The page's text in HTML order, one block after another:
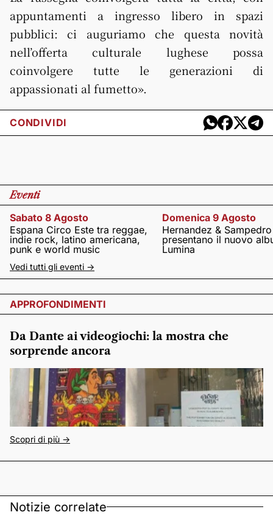
appuntamenti a ingresso libero in spazi
pubblici: ci auguriamo che questa novità
nell’offerta culturale lughese possa
coinvolgere tutte le generazioni di
appassionati al fumetto».
CONDIVIDI
Eventi
Sabato 8 Agosto
Espana Circo Este tra reggae,
indie rock, latino americana,
punk e world music
Domenica 9 Agosto
Hernandez & Sampedro
presentano il nuovo
Lumina
Vedi tutti gli eventi ->
APPROFONDIMENTI
Da Dante ai videogiochi: la mostra che
sorprende ancora
Scopri di più ->
Notizie correlate